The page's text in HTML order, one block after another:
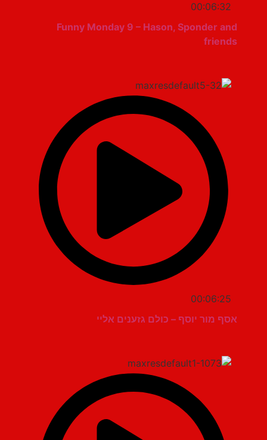
00:06:32
Funny Monday 9 – Hason, Sponder and
friends
00:06:25
אסף מור יוסף – כולם גזענים אליי